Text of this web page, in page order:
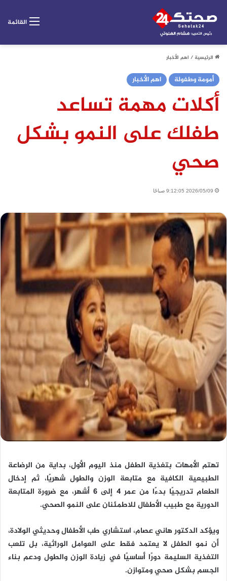
القائمة
الرئيسية/ اهم الأخبار
أمومة وطفولة اهم الأخبار
أكلات مهمة تساعد
طفلك على النمو بشكل
صحي
2026/05/09 9:12:05 صباحًا
تهتم الأمهات بتغذية الطفل منذ اليوم الأول، بداية من الرضاعة
الطبيعية الكافية مع متابعة الوزن والطول شهريًا، ثم إدخال
الطعام تدريجيًا بدءًا من عمر 4 إلى 6 أشهر، مع ضرورة المتابعة
الدورية مع طبيب الأطفال للاطمئنان على النمو الصحي.
ويؤكد الدكتور هاني عصام، استشاري طب الأطفال وحديثي الولادة،
أن نمو الطفل لا يعتمد فقط على العوامل الوراثية، بل تلعب
التغذية السليمة دورًا أساسيًا في زيادة الوزن والطول ودعم بناء
الجسم بشكل صحي ومتوازن.